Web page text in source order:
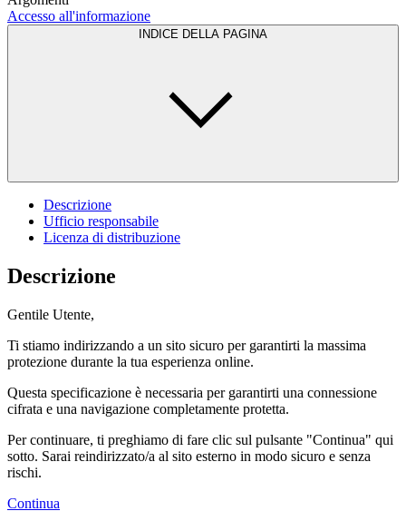
Accesso all'informazione
INDICE DELLA PAGINA
Descrizione
Ufficio responsabile
Licenza di distribuzione
Descrizione
Gentile Utente,
Ti stiamo indirizzando a un sito sicuro per garantirti la massima
protezione durante la tua esperienza online.
Questa specificazione è necessaria per garantirti una connessione
cifrata e una navigazione completamente protetta.
Per continuare, ti preghiamo di fare clic sul pulsante "Continua" qui
sotto. Sarai reindirizzato/a al sito esterno in modo sicuro e senza
rischi.
Continua